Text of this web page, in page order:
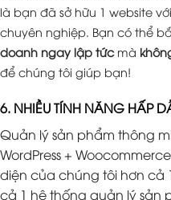
là bạn đã sở hữu 1 website
chuyên nghiệp. Bạn có thể
doanh ngay lập tứcmà
để chúng tôi giúp bạn!
6. NHIỀU TÍNH NĂNG HẤP
Quản lý sản phẩm thông
WordPress +
diện của chúng tôi hơn cả
cả 1 hệ thống quản lý sản